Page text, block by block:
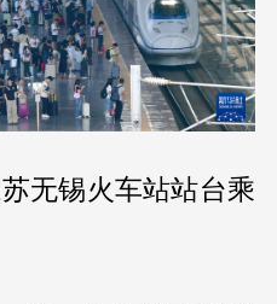
无锡火车站站台乘